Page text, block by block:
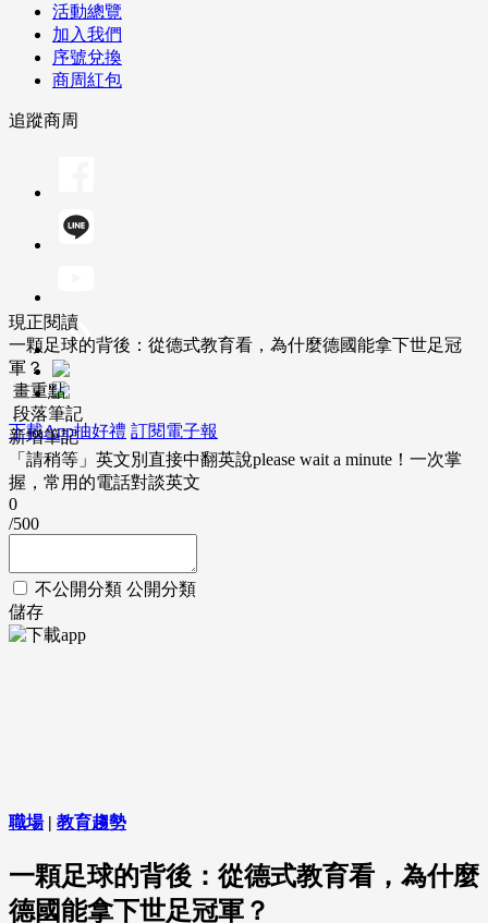
活動總覽
加入我們
序號兌換
商周紅包
追蹤商周
下載App抽好禮 訂閱電子報
現正閱讀
一顆足球的背後：從德式教育看，為什麼德國能拿下世足冠
軍？
畫重點
段落筆記
新增筆記
「請稍等」英文別直接中翻英說please wait a minute！一次掌
握，常用的電話對談英文
0
/500
不公開分類 公開分類
儲存
職場| 教育趨勢
一顆足球的背後：從德式教育看，為什麼
德國能拿下世足冠軍？